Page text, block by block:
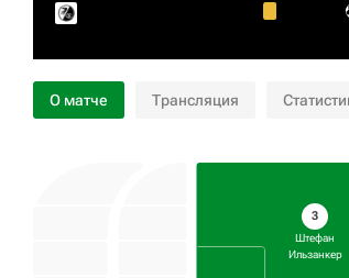
О матче Трансляция
3
Штефан
Ильзанкер